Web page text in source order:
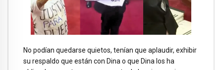
No podían quedarse quietos, tenían que aplaudir, exhibir
su respaldo que están con Dina o que Dina los ha